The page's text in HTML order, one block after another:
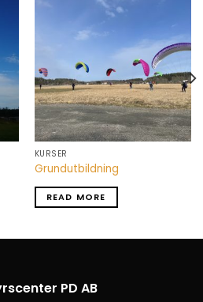
KURSER
Grundutbildning
READ MORE
PD AB